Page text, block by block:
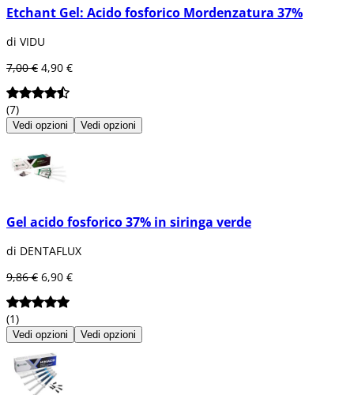
Etchant Gel: Acido fosforico Mordenzatura 37%
di VIDU
7,00 € 4,90 €
(7)
Vedi opzioni Vedi opzioni
Gel acido fosforico 37% in siringa verde
di DENTAFLUX
9,86 € 6,90 €
(1)
Vedi opzioni Vedi opzioni